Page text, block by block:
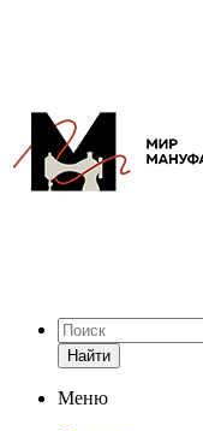
Найти
Меню